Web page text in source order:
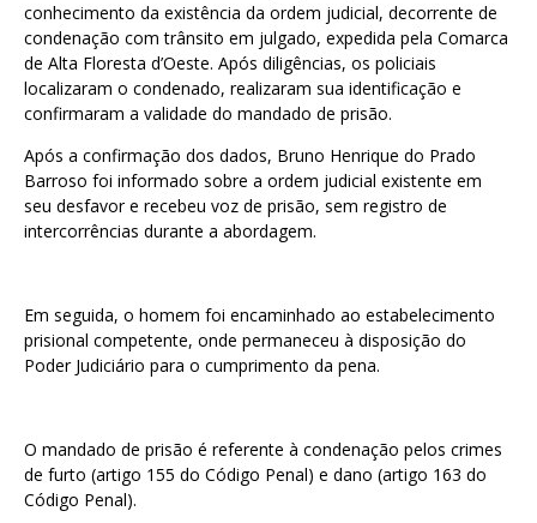
conhecimento da existência da ordem judicial, decorrente de
condenação com trânsito em julgado, expedida pela Comarca
de Alta Floresta d’Oeste. Após diligências, os policiais
localizaram o condenado, realizaram sua identificação e
confirmaram a validade do mandado de prisão.
Após a confirmação dos dados, Bruno Henrique do Prado
Barroso foi informado sobre a ordem judicial existente em
seu desfavor e recebeu voz de prisão, sem registro de
intercorrências durante a abordagem.
Em seguida, o homem foi encaminhado ao estabelecimento
prisional competente, onde permaneceu à disposição do
Poder Judiciário para o cumprimento da pena.
O mandado de prisão é referente à condenação pelos crimes
de furto (artigo 155 do Código Penal) e dano (artigo 163 do
Código Penal).